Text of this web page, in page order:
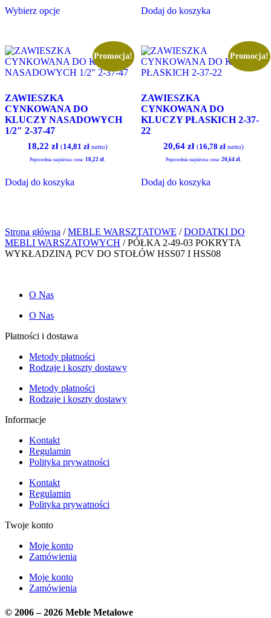
Wybierz opcjeprodukt
wariantów.
Opcje
można
wybrać
stronie
produktu
Dodaj do koszyka
Promocja!
ZAWIESZKA
CYNKOWANA DO
KLUCZY NASADOWYCH
1/2″ 2-37-47
Pierwotna
wynosiła:
18,22złAktualna
wynosi:
(14,81zł netto)
Poprzednia najniższa cena:18,22zł.
Dodaj do koszyka
Promocja!
ZAWIESZKA
CYNKOWANA DO
KLUCZY PŁASKICH 2-37-
22
Pierwotna
wynosiła:
20,64 złAktualna
wynosi:
(16,78 złnetto)
Poprzednia najniższa cena: 20,64 zł.
Dodaj do koszyka
Strona główna /MEBLE WARSZTATOWE /DODATKI DO
MEBLI WARSZATOWYCH / PÓŁKA 2-49-03 POKRYTA
WYKŁADZINĄ PCV DO STOŁÓW HSS07 I HSS08
O Nas
O Nas
Płatności i dostawa
Metody płatności
Rodzaje i koszty dostawy
Metody płatności
Rodzaje i koszty dostawy
Informacje
Kontakt
Regulamin
Polityka prywatności
Kontakt
Regulamin
Polityka prywatności
Twoje konto
Moje konto
Zamówienia
Moje konto
Zamówienia
© 2006 – 2026 Meble Metalowe